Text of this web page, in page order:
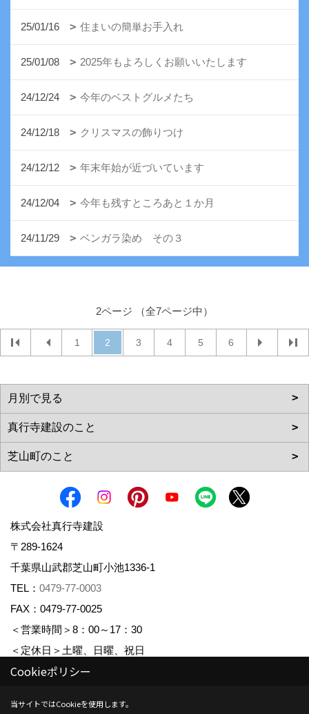
25/01/16 住まいの簡単お手入れ
25/01/08 2025年もよろしくお願いいたします
24/12/24 今年のベストグルメたち
24/12/18 クリスマスの飾りつけ
24/12/12 年末年始が近づいています
24/12/04 今年も残すところあと１か月
24/11/29 ベンガラ染め その３
2ページ （全7ページ中）
1 2 3 4 5 6
株式会社真行寺建設
〒289-1624
千葉県山武郡芝山町小池1336-1
TEL： 0479-77-0003
FAX：0479-77-0025
＜営業時間＞8：00～17：30
＜定休日＞土曜、日曜、祝日
Copyright (c) Shingyojikensetsu. All Rights Reserved.
_
Cookieポリシー
当サイトではCookieを使用します。